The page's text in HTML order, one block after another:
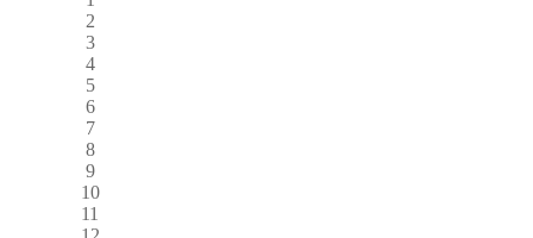
2
3
4
5
6
7
8
9
10
11